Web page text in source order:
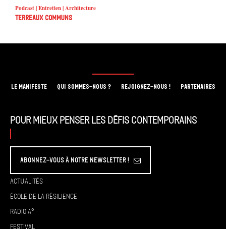
Podcast | Entretien | Architecture
Terreaux Communs
LE MANIFESTE QUI SOMMES-NOUS ? REJOIGNEZ-NOUS ! PARTENAIRES
Pour mieux penser les défis contemporains
Abonnez-vous à Notre Newsletter !
Actualités
École de la résilience
Radio A°
Festival